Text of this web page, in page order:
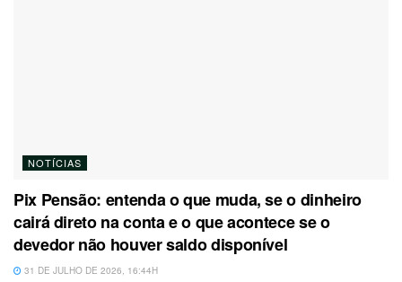
NOTÍCIAS
Pix Pensão: entenda o que muda, se o dinheiro
cairá direto na conta e o que acontece se o
devedor não houver saldo disponível
31 DE JULHO DE 2026, 16:44H